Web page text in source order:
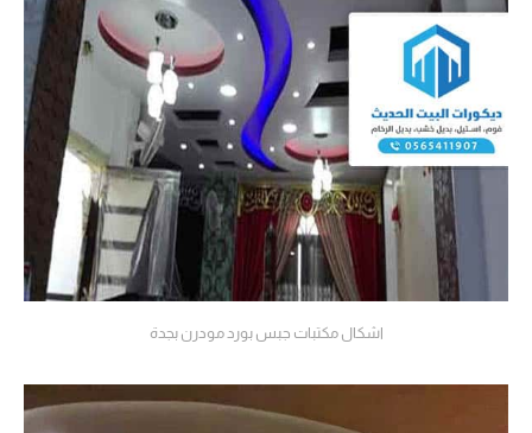
اشكال مكتبات جبس بورد مودرن بجدة